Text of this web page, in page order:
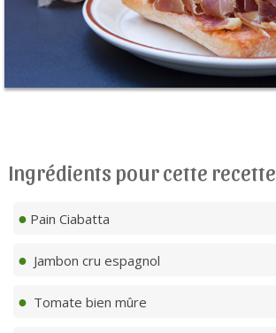
Ingrédients pour cette recette
Pain Ciabatta
Jambon cru espagnol
Tomate bien mûre